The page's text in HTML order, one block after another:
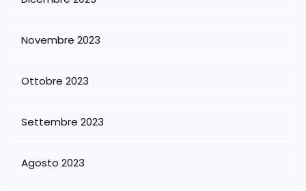
Novembre 2023
Ottobre 2023
Settembre 2023
Agosto 2023